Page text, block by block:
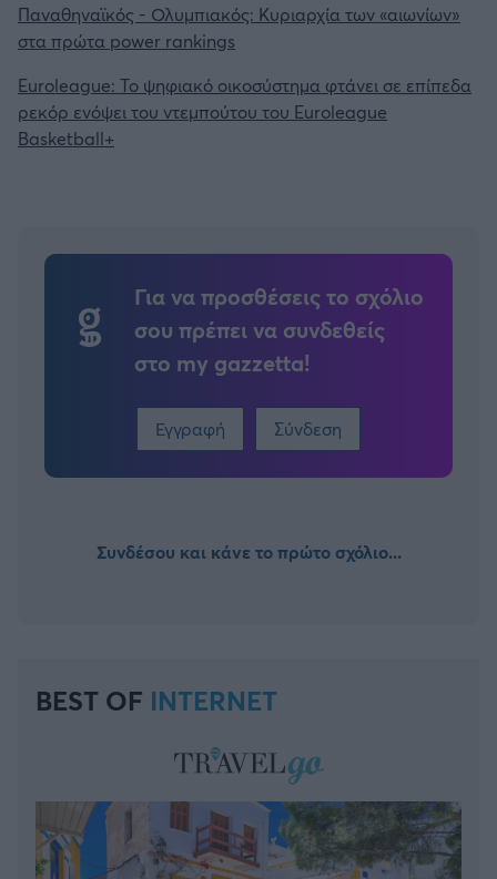
Παναθηναϊκός - Ολυμπιακός: Κυριαρχία των «αιωνίων»
στα πρώτα power rankings
Euroleague: Το ψηφιακό οικοσύστημα φτάνει σε επίπεδα
ρεκόρ ενόψει του ντεμπούτου του Euroleague
Basketball+
Για να προσθέσεις το σχόλιο
σου πρέπει να συνδεθείς
στο my gazzetta!
Εγγραφή Σύνδεση
Συνδέσου και κάνε το πρώτο σχόλιο...
BEST OF INTERNET